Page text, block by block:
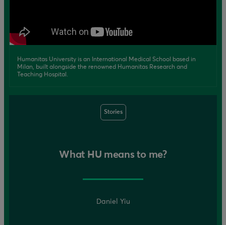
Humanitas University is an International Medical School based in
Milan, built alongside the renowned Humanitas Research and
Teaching Hospital.
Stories
What HU means to me?
Daniel Yiu